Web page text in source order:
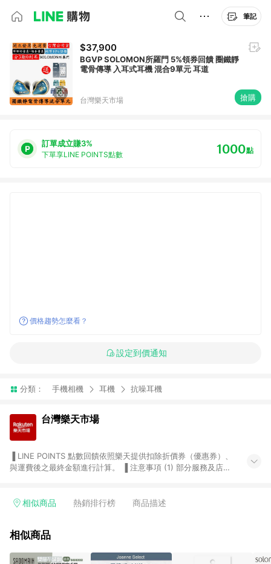
筆記
$37,900
BGVP SOLOMON所羅門 5%領券回饋 圈鐵靜
電骨傳導 入耳式耳機 混合9單元 耳道
台灣樂天市場 搶購
訂單成立賺3%
下單享LINE POINTS點數 1000點
價格趨勢怎麼看？
設定到價通知
分類： 手機相機 耳機 抗噪耳機
台灣樂天市場
與運費後之最終金額進行計算。 ▐ 注意事項 (1) 部分服務及店家
Smart mobile、神腦生活、JS巨盛、樂天KOBO電子書，請詳閱
台灣樂天市場，並在同一瀏覽器於24小時內結帳，才享有 LINE
市場 45 天內完成訂單出貨及結帳，則不符合贈點資格。 (4) 如
相似商品 熱銷排行榜 商品描述
相似商品